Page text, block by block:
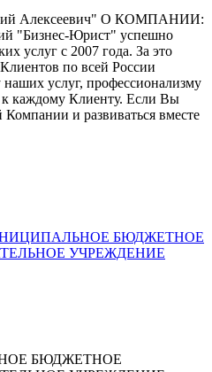
Алексеевич" О КОМПАНИИ:
"Бизнес-Юрист" успешно
услуг с 2007 года. За это
по всей России
наших услуг, профессионализму
каждому Клиенту. Если Вы
Компании и развиваться вместе
БЮДЖЕТНОЕ
УЧРЕЖДЕНИЕ
БЮДЖЕТНОЕ